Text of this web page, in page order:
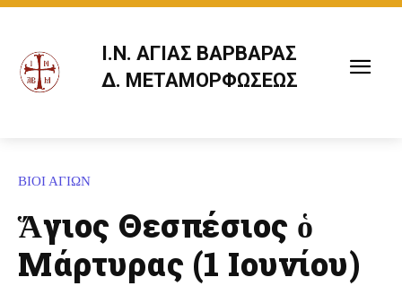
Ι.Ν. ΑΓΙΑΣ ΒΑΡΒΑΡΑΣ
Δ. ΜΕΤΑΜΟΡΦΩΣΕΩΣ
ΒΙΟΙ ΑΓΙΩΝ
Ἅγιος Θεσπέσιος ὁ
Μάρτυρας (1 Ιουνίου)